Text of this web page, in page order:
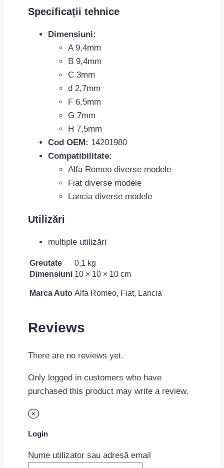
Specificații tehnice
Dimensiuni:
A 9,4mm
B 9,4mm
C 3mm
d 2,7mm
F 6,5mm
G 7mm
H 7,5mm
Cod OEM: 14201980
Compatibilitate:
Alfa Romeo diverse modele
Fiat diverse modele
Lancia diverse modele
Utilizări
multiple utilizări
Greutate
0,1 kg
Dimensiuni 10 × 10 × 10 cm
Marca Auto Alfa Romeo, Fiat, Lancia
Reviews
There are no reviews yet.
Only logged in customers who have
purchased this product may write a review.
×
Login
Nume utilizator sau adresă email